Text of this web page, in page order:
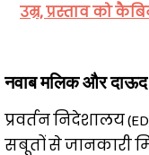
उम्र, प्रस्ताव को
नवाब मलिक और दाऊद
प्रवर्तन निदेशालय
सबूतों से जानकारी